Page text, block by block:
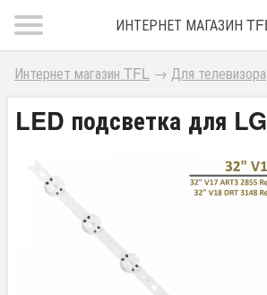
ИНТЕРНЕТ МАГАЗИН
Интернет магазин TFL → Для телевизора
LED подсветка для